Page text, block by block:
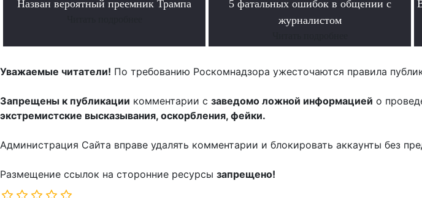
Назван вероятный преемник Трампа
5 фатальных ошибок в общении с
журналистом
Уважаемые читатели! По требованию Роскомнадзора ужесточаются правила
Запрещены к публикации комментарии с заведомо ложной информацией о
экстремистские высказывания, оскорбления, фейки.
Администрация Сайта вправе удалять комментарии и блокировать аккаунты без
Размещение ссылок на сторонние ресурсы запрещено!